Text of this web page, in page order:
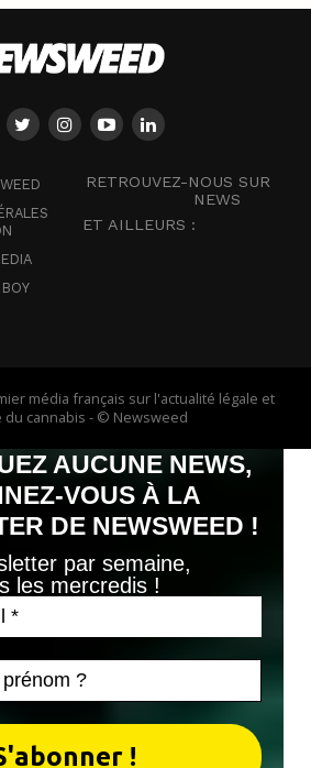
RETROUVEZ-NOUS SUR
NEWS
ET AILLEURS :
média français sur l'actualité légale et
du cannabis - © Newsweed
AUCUNE NEWS,
VOUS À LA
DE NEWSWEED !
par semaine,
les mercredis !